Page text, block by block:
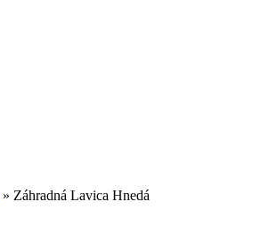
» Záhradná Lavica Hnedá